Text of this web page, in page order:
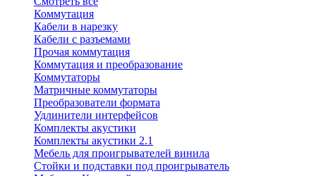
Коммутация
Кабели в нарезку
Кабели с разъемами
Прочая коммутация
Коммутация и преобразование
Коммутаторы
Матричные коммутаторы
Преобразователи формата
Удлинители интерфейсов
Комплекты акустики
Комплекты акустики 2.1
Мебель для проигрывателей винила
Стойки и подставки под проигрыватель